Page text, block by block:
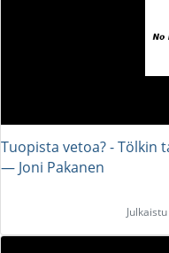
Tuopista vetoa? - Tölkin
― Joni Pakanen